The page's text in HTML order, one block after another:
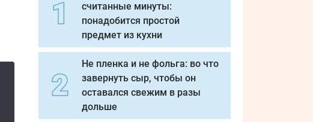
считанные минуты:
понадобится простой
предмет из кухни
Не пленка и не фольга: во что
завернуть сыр, чтобы он
оставался свежим в разы
дольше